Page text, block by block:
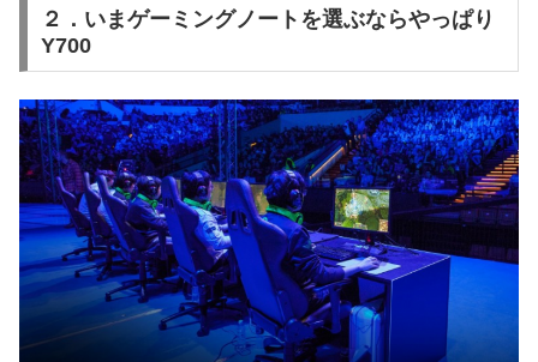
２．いまゲーミングノートを選ぶならやっぱり
Y700